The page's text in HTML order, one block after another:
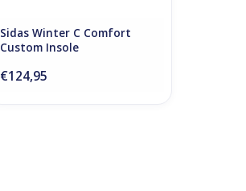
Sidas Winter C Comfort
Custom Insole
€124,95